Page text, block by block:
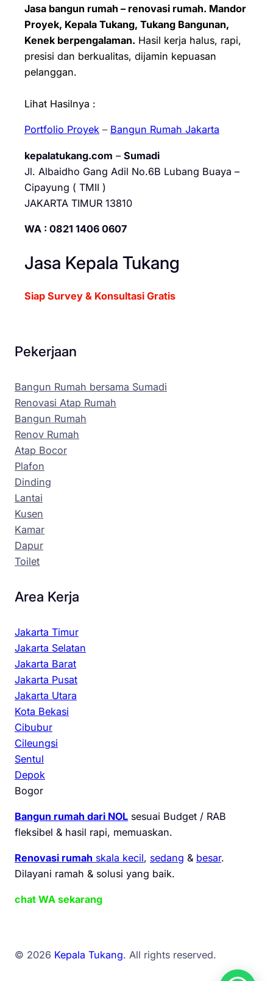
Jasa bangun rumah – renovasi rumah. Mandor
Proyek, Kepala Tukang, Tukang Bangunan,
Kenek berpengalaman. Hasil kerja halus, rapi,
presisi dan berkualitas, dijamin kepuasan
pelanggan.
Lihat Hasilnya :
Portfolio Proyek – Bangun Rumah Jakarta
kepalatukang.com – Sumadi
Jl. Albaidho Gang Adil No.6B Lubang Buaya –
Cipayung ( TMII )
JAKARTA TIMUR 13810
WA : 0821 1406 0607
Jasa Kepala Tukang
Siap Survey & Konsultasi Gratis
Pekerjaan
Bangun Rumah bersama Sumadi
Renovasi Atap Rumah
Bangun Rumah
Renov Rumah
Atap Bocor
Plafon
Dinding
Lantai
Kusen
Kamar
Dapur
Toilet
Area Kerja
Jakarta Timur
Jakarta Selatan
Jakarta Barat
Jakarta Pusat
Jakarta Utara
Kota Bekasi
Cibubur
Cileungsi
Sentul
Depok
Bogor
Bangun rumah dari NOL sesuai Budget / RAB
fleksibel & hasil rapi, memuaskan.
Renovasi rumah skala kecil, sedang & besar.
Dilayani ramah & solusi yang baik.
chat WA sekarang
© 2026 Kepala Tukang. All rights reserved.